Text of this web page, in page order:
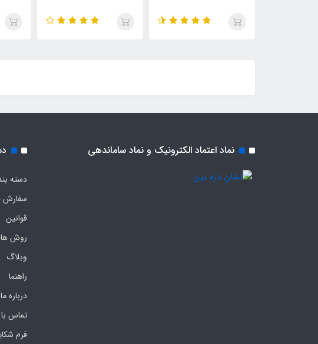
نماد اعتماد الکترونیک و نماد ساماندهی
دسته
سفارش
قوانین
روش
وبلاگ
راهنما
درباره ما
تماس با
فرم‌